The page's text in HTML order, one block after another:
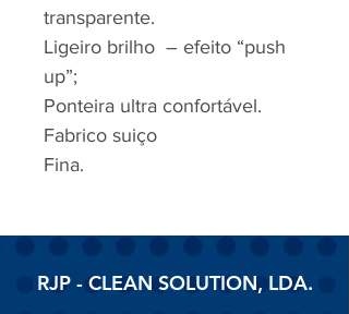
transparente.
Ligeiro brilho – efeito “push
up”;
Ponteira ultra confortável.
Fabrico suiço
Fina.
RJP - CLEAN SOLUTION, LDA.